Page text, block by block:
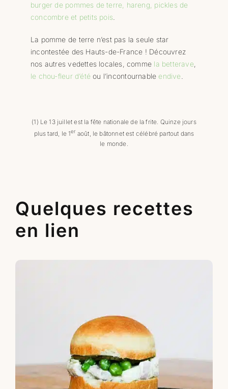
burger de pommes de terre, hareng, pickles de
concombre et petits pois
La pomme de terre n’est pas la seule star
incontestée des Hauts-de-France ! Découvrez
nos autres vedettes locales, comme la betterave,
le chou-fleur d’étéou l’incontournable endive
(1) Le 13 juillet est la fête nationale de la frite. Quinze jours
plus tard, le 1er août, le bâtonnet est célébré partout dans
le monde.
Quelques recettes
en lien